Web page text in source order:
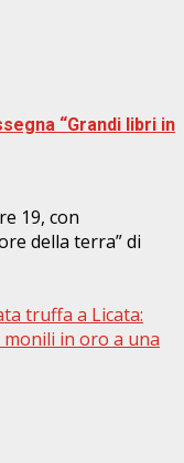
“Grandi libri in
19, con
della terra” di
truffa a Licata:
in oro a una